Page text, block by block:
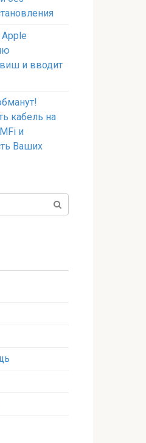
и вводит
кабель на
и
Ваших